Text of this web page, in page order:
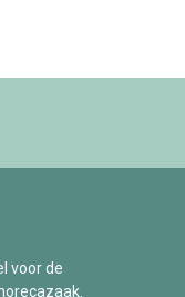
voor de